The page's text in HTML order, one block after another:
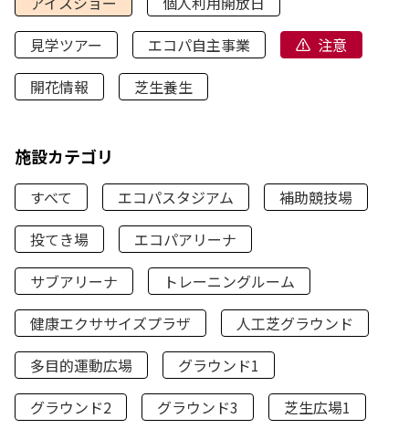
見学ツアー
エコパ自主事業
注意
開花情報
芝生養生
施設カテゴリ
すべて エコパスタジアム
補助競技場
投てき場
エコパアリーナ
サブアリーナ
トレーニングルーム
健康エクササイズプラザ
人工芝グラウンド
多目的運動広場
グラウンド1
グラウンド2
グラウンド3
芝生広場1